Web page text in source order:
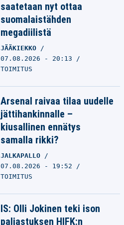
saatetaan nyt ottaa
suomalaistähden
megadiilistä
JÄÄKIEKKO
07.08.2026 - 20:13
TOIMITUS
Arsenal raivaa tilaa uudelle
jättihankinnalle –
kiusallinen ennätys
samalla rikki?
JALKAPALLO
07.08.2026 - 19:52
TOIMITUS
IS: Olli Jokinen teki ison
paljastuksen HIFK:n